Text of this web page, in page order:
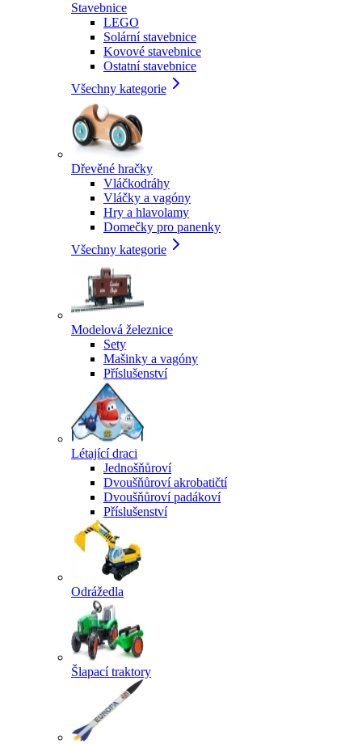
Stavebnice
LEGO
Solární stavebnice
Kovové stavebnice
Ostatní stavebnice
Všechny kategorie
Dřevěné hračky
Vláčkodráhy
Vláčky a vagóny
Hry a hlavolamy
Domečky pro panenky
Všechny kategorie
Modelová železnice
Sety
Mašinky a vagóny
Příslušenství
Létající draci
Jednošňůroví
Dvoušňůroví akrobatičtí
Dvoušňůroví padákoví
Příslušenství
Odrážedla
Šlapací traktory